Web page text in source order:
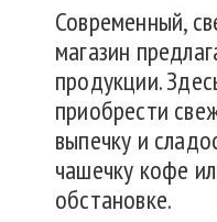
Современный,
магазин
продукции.
приобрести
выпечку и
чашечку кофе
обстановке.